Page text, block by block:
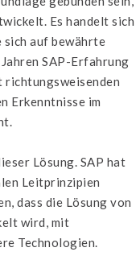
Es handelt sich
sich auf bewährte
SAP-Erfahrung
richtungsweisenden
Erkenntnisse im
Lösung. SAP hat
Leitprinzipien
dass die Lösung von
wird, mit
Technologien.